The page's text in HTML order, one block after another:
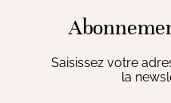
Saisissez votre
la